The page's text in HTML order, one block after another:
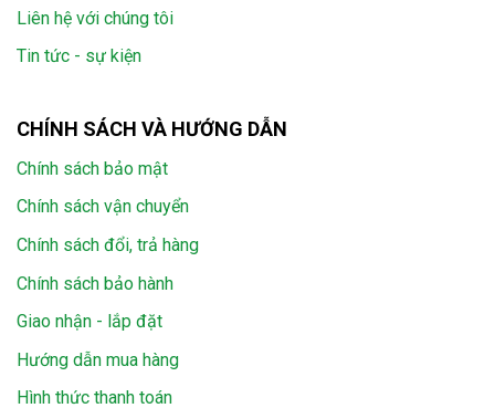
Liên hệ với chúng tôi
Tin tức - sự kiện
CHÍNH SÁCH VÀ HƯỚNG DẪN
Chính sách bảo mật
Chính sách vận chuyển
Chính sách đổi, trả hàng
Chính sách bảo hành
Giao nhận - lắp đặt
Hướng dẫn mua hàng
Hình thức thanh toán